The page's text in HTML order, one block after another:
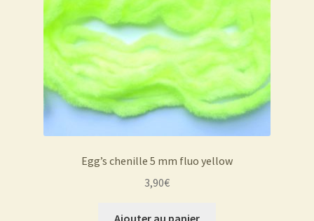
Egg’s chenille 5 mm fluo yellow
3,90€
Ajouter au panier